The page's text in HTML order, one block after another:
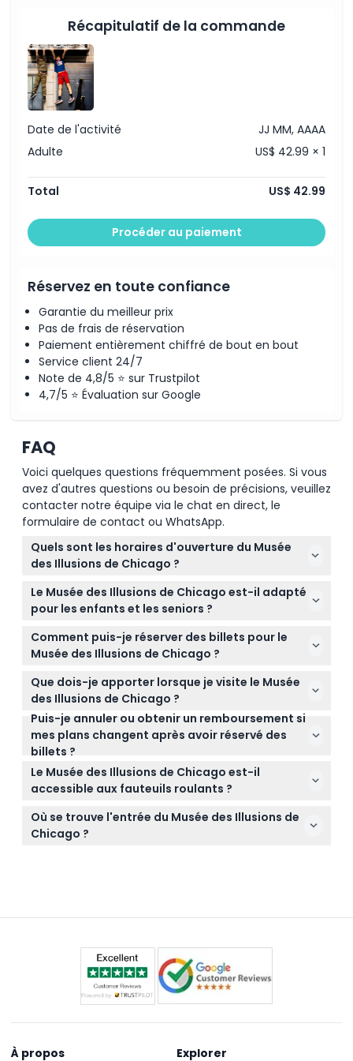
Heures d'ouverture
À savoir
Emplacement
Comment échanger
Politique d'annulation
dans tout le musée
Récapitulatif de la commande
Date de l'activité
JJ MM, AAAA
Adulte
US$ 42.99 × 1
Total US$ 42.99
Procéder au paiement
Réservez en toute confiance
Garantie du meilleur prix
Pas de frais de réservation
Paiement entièrement chiffré de bout en bout
Service client 24/7
Note de 4,8/5 ⭐ sur Trustpilot
4,7/5 ⭐ Évaluation sur Google
FAQ
Voici quelques questions fréquemment posées. Si vous
avez d'autres questions ou besoin de précisions, veuillez
contacter notre équipe via le chat en direct, le
formulaire de contact ou WhatsApp.
Quels sont les horaires d'ouverture du Musée
des Illusions de Chicago ?
Le musée est ouvert du dimanche au jeudi de 10h à
20h, et du vendredi au samedi de 10h à 21h (sous
moment de la réservation).
Le Musée des Illusions de Chicago est-il adapté
pour les enfants et les seniors ?
Oui, le musée accueille les visiteurs de tous âges, y
compris les enfants à partir de 5 ans, les adultes et
les seniors. Les enfants de 0 à 4 ans entrent
gratuitement.
Comment puis-je réserver des billets pour le
Musée des Illusions de Chicago ?
Vous pouvez facilement réserver vos billets en ligne
ici même sur ce site en sélectionnant votre date et
heure préférées lors du processus de réservation.
Que dois-je apporter lorsque je visite le Musée
des Illusions de Chicago ?
Apportez votre appareil photo ou smartphone pour
prendre des photos amusantes, et vos effets
personnels peuvent être rangés dans le vestiaire
disponible au musée.
Puis-je annuler ou obtenir un remboursement si
mes plans changent après avoir réservé des
billets ?
Les billets pour le Musée des Illusions de Chicago ne
sont pas remboursables et ne peuvent pas être
Le Musée des Illusions de Chicago est-il
accessible aux fauteuils roulants ?
Oui, le musée est entièrement accessible aux
fauteuils roulants pour garantir une excellente
expérience à tous.
Où se trouve l'entrée du Musée des Illusions de
Chicago ?
À propos Explorer